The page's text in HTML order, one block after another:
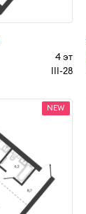
4 эт
III-28
NEW